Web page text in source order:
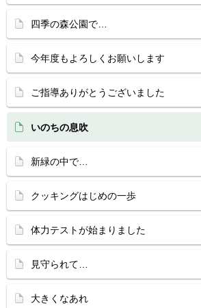
四季の森公園で…
今年度もよろしくお願いします
ご指導ありがとうございました
いのちの息吹
新緑の中で…
クッキングはじめの一歩
体力テストが始まりました
見守られて…
大きくなあれ